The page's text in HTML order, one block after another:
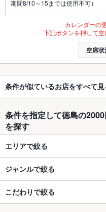
期間8/10～15までは使用不可）
カレンダーの
下記ボタンを押して空
空席
条件が似ているお店をすべて見
条件を指定して徳島の
を探す
エリアで絞る
ジャンルで絞る
こだわりで絞る